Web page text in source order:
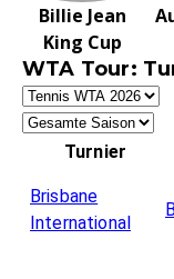
Billie Jean
King Cup
WTA Tour:
Turnier
Brisbane
International